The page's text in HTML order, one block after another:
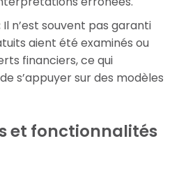
Il n’est souvent pas garanti
aient été examinés ou
financiers, ce qui
s’appuyer sur des modèles
et fonctionnalités